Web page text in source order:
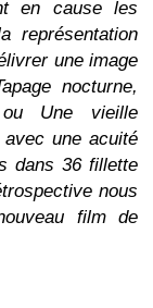
en cause les
représentation
une image
nocturne,
Une vieille
une acuité
dans 36 fillette
nous
film de